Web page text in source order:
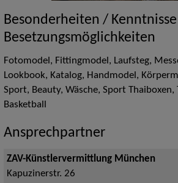
Besonderheiten /
Besetzungsmöglichkeiten
Fotomodel, Fittingmodel, Laufsteg,
Lookbook, Katalog, Handmodel,
Sport, Beauty, Wäsche, Sport Thaiboxen,
Basketball
Ansprechpartner
ZAV-Künstlervermittlung München
Kapuzinerstr. 26